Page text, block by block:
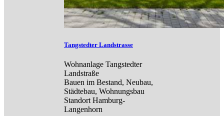
Tangstedter Landstrasse
Wohnanlage Tangstedter
Landstraße
Bauen im Bestand, Neubau,
Städtebau, Wohnungsbau
Standort Hamburg-
Langenhorn